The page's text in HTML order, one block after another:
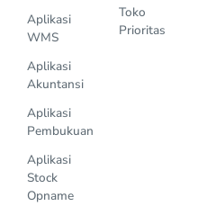
Aplikasi
WMS
Aplikasi
Akuntansi
Aplikasi
Pembukuan
Aplikasi
Stock
Opname
Toko
Prioritas